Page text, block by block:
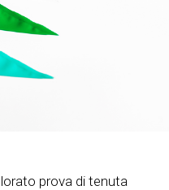
prova di tenuta